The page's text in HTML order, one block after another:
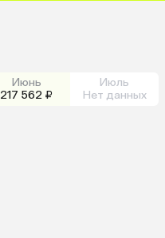
Июнь
217 562 ₽
Июль
Нет данных